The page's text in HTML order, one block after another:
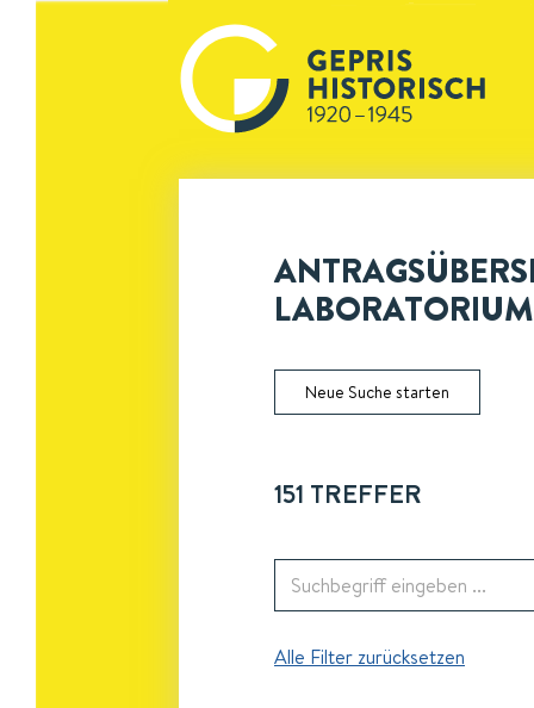
LABORATORIUM
Neue Suche starten
151 TREFFER
Alle Filter zurücksetzen